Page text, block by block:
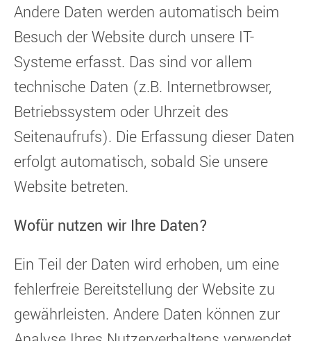
Andere Daten werden automatisch beim
Besuch der Website durch unsere IT-
Systeme erfasst. Das sind vor allem
technische Daten (z.B. Internetbrowser,
Betriebssystem oder Uhrzeit des
Seitenaufrufs). Die Erfassung dieser Daten
erfolgt automatisch, sobald Sie unsere
Website betreten.
Wofür nutzen wir Ihre Daten?
Ein Teil der Daten wird erhoben, um eine
fehlerfreie Bereitstellung der Website zu
gewährleisten. Andere Daten können zur